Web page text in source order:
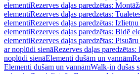
elementiRezerves daļas paredzētas:
elementiRezerves daļas paredzētas:
elementiRezerves daļas paredzētas:
elementiRezerves daļas paredzētas: Bidē
elementiRezerves daļas paredzētas:
ar noplūdi sienāRezerves daļas
noplūdi sienāElementi dušām un vannām
Elementi dušām un vannāmWalk-in dušas